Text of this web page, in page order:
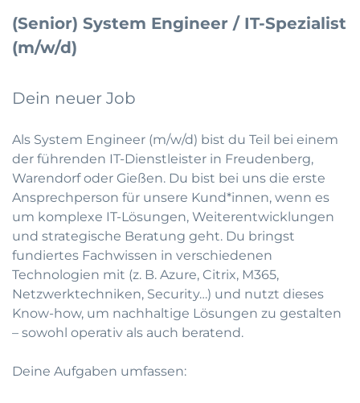
(Senior) System Engineer / IT-Spezialist
(m/w/d)
Dein neuer Job
Als System Engineer (m/w/d) bist du Teil bei einem
der führenden IT-Dienstleister in Freudenberg,
Warendorf oder Gießen. Du bist bei uns die erste
Ansprechperson für unsere Kund*innen, wenn es
um komplexe IT-Lösungen, Weiterentwicklungen
und strategische Beratung geht. Du bringst
fundiertes Fachwissen in verschiedenen
Technologien mit (z. B. Azure, Citrix, M365,
Netzwerktechniken, Security…) und nutzt dieses
Know-how, um nachhaltige Lösungen zu gestalten
– sowohl operativ als auch beratend.
Deine Aufgaben umfassen: